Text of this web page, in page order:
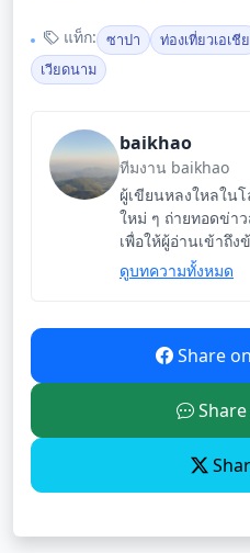
แท็ก: ซาปา ท่องเที่ยวเอเชีย
เวียดนาม
baikhao
ทีมงาน baikhao
ผู้เขียนหลงใหลใน
ใหม่ ๆ ถ่ายทอดข่า
เพื่อให้ผู้อ่านเข้าถึ
ดูบทความทั้งหมด
Share